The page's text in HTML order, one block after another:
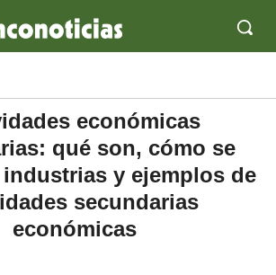
económicas
qué son, cómo se
y ejemplos de
secundarias
económicas